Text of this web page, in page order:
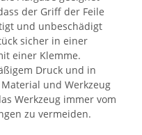
der Griff der Feile
und unbeschädigt
sicher in einer
einer Klemme.
Druck und in
und Werkzeug
Werkzeug immer vom
zu vermeiden.